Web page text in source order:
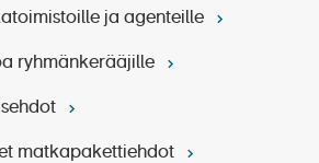
ja agenteille
ryhmänkerääjille
matkapakettiehdot